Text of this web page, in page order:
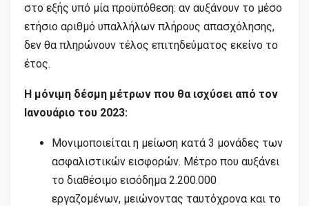
στο εξής υπό μία προϋπόθεση: αν αυξάνουν το μέσο
ετήσιο αριθμό υπαλλήλων πλήρους απασχόλησης,
δεν θα πληρώνουν τέλος επιτηδεύματος εκείνο το
έτος.
Η μόνιμη δέσμη μέτρων που θα ισχύσει από τον
Ιανουάριο του 2023:
Μονιμοποιείται η μείωση κατά 3 μονάδες των
ασφαλιστικών εισφορών. Μέτρο που αυξάνει
το διαθέσιμο εισόδημα 2.200.000
εργαζομένων, μειώνοντας ταυτόχρονα και το